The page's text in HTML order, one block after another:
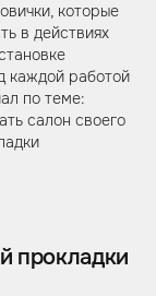
которые
в действиях
каждой работой
по теме:
салон своего
прокладки